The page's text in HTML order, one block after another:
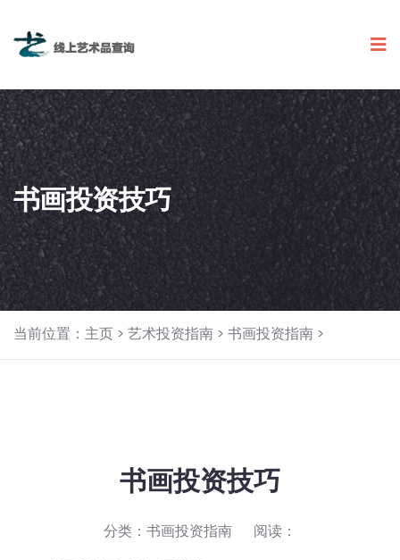
书画投资技巧
当前位置： 主页 > 艺术投资指南 > 书画投资指南 >
书画投资技巧
分类： 书画投资指南 阅读：